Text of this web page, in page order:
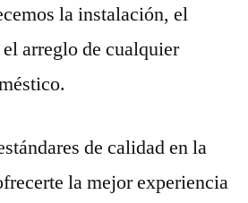
la instalación, el
arreglo de cualquier
de calidad en la
la mejor experiencia